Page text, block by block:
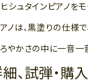
シュタインピアノを
ノは、黒塗りの仕様
やかさの中に一音一
、試弾・